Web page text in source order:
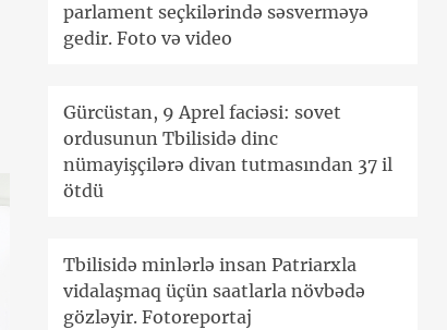
parlament seçkilərində səsverməyə
gedir. Foto və video
Gürcüstan, 9 Aprel faciəsi: sovet
ordusunun Tbilisidə dinc
nümayişçilərə divan tutmasından 37 il
ötdü
Tbilisidə minlərlə insan Patriarxla
vidalaşmaq üçün saatlarla növbədə
gözləyir. Fotoreportaj